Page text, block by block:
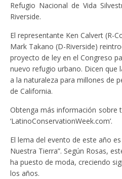
Refugio Nacional de Vida
Riverside.
El representante Ken Calvert (R-
Mark Takano (D-Riverside)
proyecto de ley en el Congreso
nuevo refugio urbano. Dicen que
a la naturaleza para millones de
de California.
Obtenga más información sobre
‘LatinoConservationWeek.com’.
El lema del evento de este año
Nuestra Tierra”. Según Rosas,
ha puesto de moda, creciendo
los años.